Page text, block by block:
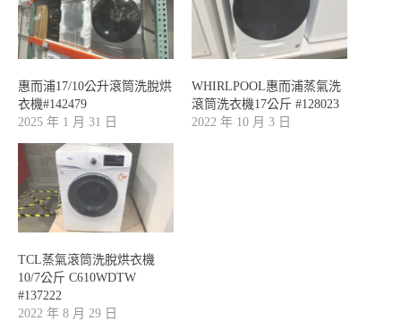
惠而浦17/10公升滾筒洗脫烘
衣機#142479
2025 年 1 月 31 日
WHIRLPOOL惠而浦蒸氣洗
滾筒洗衣機17公斤 #128023
2022 年 10 月 3 日
TCL蒸氣滾筒洗脫烘衣機
10/7公斤 C610WDTW
#137222
2022 年 8 月 29 日